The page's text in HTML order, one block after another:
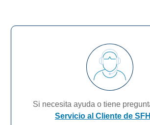
Si necesita ayuda o tiene
Servicio al Cliente de